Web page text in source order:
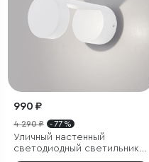
990 ₽
4 290 ₽ - 77 %
Уличный настенный
светодиодный светильник
Nimbus IP54